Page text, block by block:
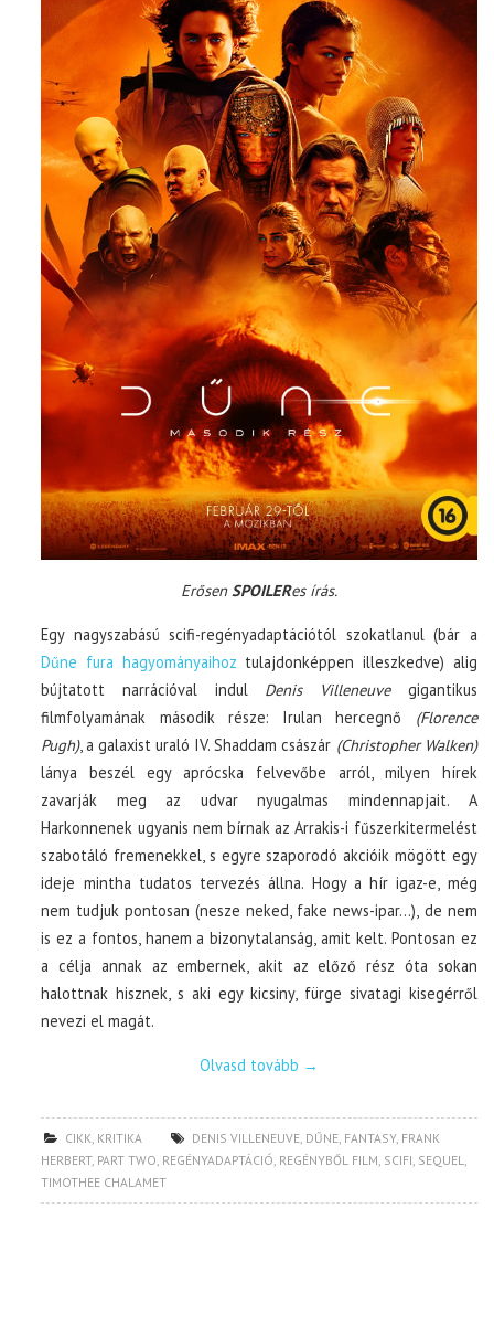
ErősenSPOILERes írás.
Egy nagyszabású scifi-regényadaptációtól szokatlanul (bár a
Dűne fura hagyományaihoz tulajdonképpen illeszkedve) alig
bújtatott narrációval indul Denis Villeneuvegigantikus
filmfolyamának második része: Irulan hercegnő (Florence
Pugh), a galaxist uraló IV. Shaddam császár (Christopher Walken)
lánya beszél egy aprócska felvevőbe arról, milyen hírek
zavarják meg az udvar nyugalmas mindennapjait. A
Harkonnenek ugyanis nem bírnak az Arrakis-i fűszerkitermelést
szabotáló fremenekkel, s egyre szaporodó akcióik mögött egy
ideje mintha tudatos tervezés állna. Hogy a hír igaz-e, még
nem tudjuk pontosan (nesze neked, fake news-ipar…), de nem
is ez a fontos, hanem a bizonytalanság, amit kelt. Pontosan ez
a célja annak az embernek, akit az előző rész óta sokan
halottnak hisznek, s aki egy kicsiny, fürge sivatagi kisegérről
nevezi el magát.
Olvasd tovább →
CIKK, KRITIKA DENIS VILLENEUVE, DŰNE, FANTASY, FRANK
HERBERT, PART TWO, REGÉNYADAPTÁCIÓ, REGÉNYBŐL FILM, SCIFI, SEQUEL,
TIMOTHEE CHALAMET